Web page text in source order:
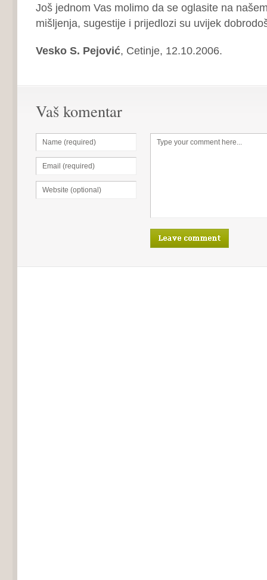
Još jednom Vas molimo da se oglasite na
mišljenja, sugestije i prijedlozi su uvijek
Vesko S. Pejović, Cetinje, 12.10.2006.
Vaš komentar